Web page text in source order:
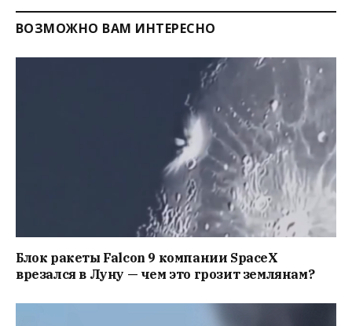
ВОЗМОЖНО ВАМ ИНТЕРЕСНО
Блок ракеты Falcon 9 компании SpaceX
врезался в Луну — чем это грозит землянам?